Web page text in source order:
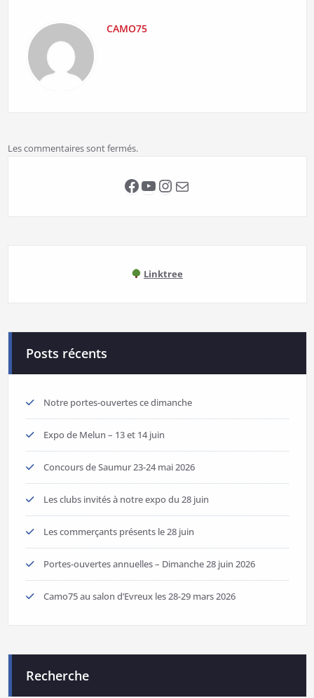
CAMO75
Les commentaires sont fermés.
Facebook
YouTube
Instagram
E-mail
Linktree
Posts récents
Notre portes-ouvertes ce dimanche
Expo de Melun – 13 et 14 juin
Concours de Saumur 23-24 mai 2026
Les clubs invités à notre expo du 28 juin
Les commerçants présents le 28 juin
Portes-ouvertes annuelles – Dimanche 28 juin 2026
Camo75 au salon d’Evreux les 28-29 mars 2026
Recherche